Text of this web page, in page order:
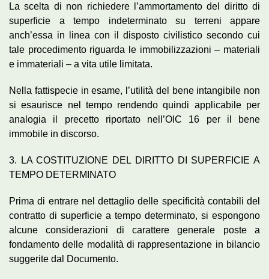
La scelta di non richiedere l’ammortamento del diritto di
superficie a tempo indeterminato su terreni appare
anch’essa in linea con il disposto civilistico secondo cui
tale procedimento riguarda le immobilizzazioni – materiali
e immateriali – a vita utile limitata.
Nella fattispecie in esame, l’utilità del bene intangibile non
si esaurisce nel tempo rendendo quindi applicabile per
analogia il precetto riportato nell’OIC 16 per il bene
immobile in discorso.
3. LA COSTITUZIONE DEL DIRITTO DI SUPERFICIE A
TEMPO DETERMINATO
Prima di entrare nel dettaglio delle specificità contabili del
contratto di superficie a tempo determinato, si espongono
alcune considerazioni di carattere generale poste a
fondamento delle modalità di rappresentazione in bilancio
suggerite dal Documento.